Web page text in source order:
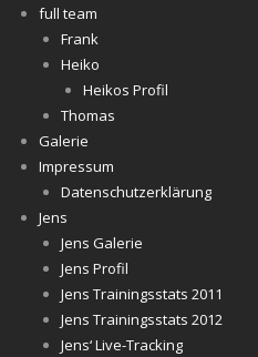
full team
Frank
Heiko
Heikos Profil
Thomas
Galerie
Impressum
Datenschutzerklärung
Jens
Jens Galerie
Jens Profil
Jens Trainingsstats 2011
Jens Trainingsstats 2012
Jens‘ Live-Tracking